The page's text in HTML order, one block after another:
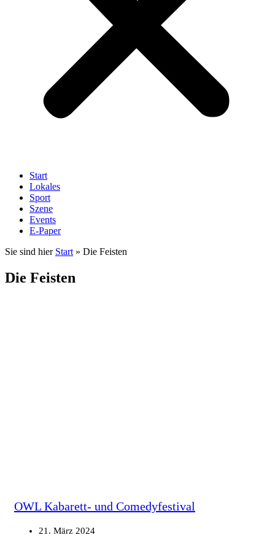
Start
Lokales
Sport
Szene
Events
E-Paper
Sie sind hier Start » Die Feisten
Die Feisten
OWL Kabarett- und Comedyfestival
21. März 2024